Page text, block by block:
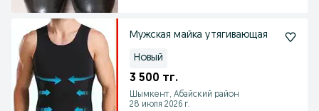
Мужская майка утягивающая
Новый
3 500 тг.
Шымкент, Абайский район
28 июля 2026 г.